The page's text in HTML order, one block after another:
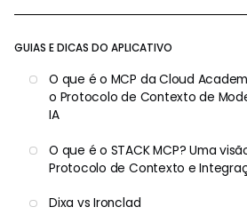
GUIAS E DICAS DO APLICATIVO
O que é o MCP da Cloud
o Protocolo de Contexto de
IA
O que é o STACK MCP? Uma
Protocolo de Contexto e
Dixa vs Ironclad